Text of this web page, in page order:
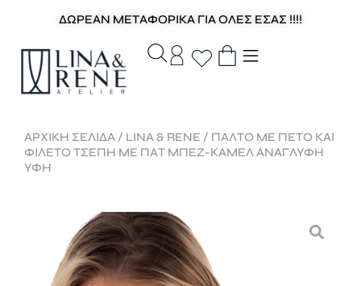
ΔΩΡΕΑΝ ΜΕΤΑΦΟΡΙΚΑ ΓΙΑ ΟΛΕΣ ΕΣΑΣ !!!!
ΑΡΧΙΚΉ ΣΕΛΊΔΑ / LINA & RENE / ΠΑΛΤΟ ΜΕ ΠΕΤΟ ΚΑΙ
ΦΙΛΕΤΟ ΤΣΕΠΗ ΜΕ ΠΑΤ ΜΠΕΖ-ΚΑΜΕΛ ΑΝΑΓΛΥΦΗ
ΥΦΗ